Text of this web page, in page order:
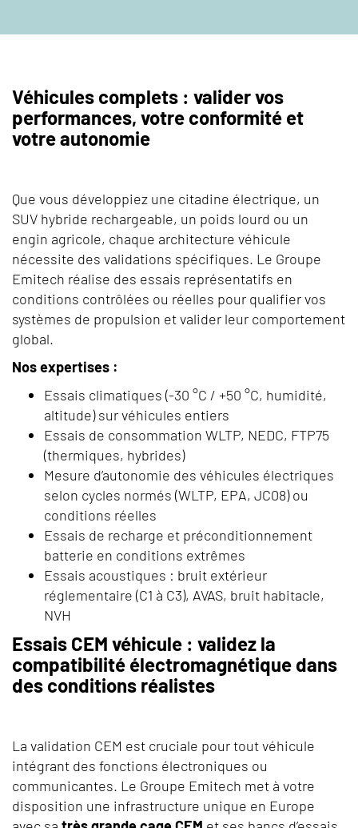
Véhicules complets : valider vos
performances, votre conformité et
votre autonomie
Que vous développiez une citadine électrique, un
SUV hybride rechargeable, un poids lourd ou un
engin agricole, chaque architecture véhicule
nécessite des validations spécifiques. Le Groupe
Emitech réalise des essais représentatifs en
conditions contrôlées ou réelles pour qualifier vos
systèmes de propulsion et valider leur comportement
global.
Nos expertises :
Essais climatiques (-30 °C / +50 °C, humidité,
altitude) sur véhicules entiers
Essais de consommation WLTP, NEDC, FTP75
(thermiques, hybrides)
Mesure d’autonomie des véhicules électriques
selon cycles normés (WLTP, EPA, JC08) ou
conditions réelles
Essais de recharge et préconditionnement
batterie en conditions extrêmes
Essais acoustiques : bruit extérieur
réglementaire (C1 à C3), AVAS, bruit habitacle,
NVH
Essais CEM véhicule : validez la
compatibilité électromagnétique dans
des conditions réalistes
La validation CEM est cruciale pour tout véhicule
intégrant des fonctions électroniques ou
communicantes. Le Groupe Emitech met à votre
disposition une infrastructure unique en Europe